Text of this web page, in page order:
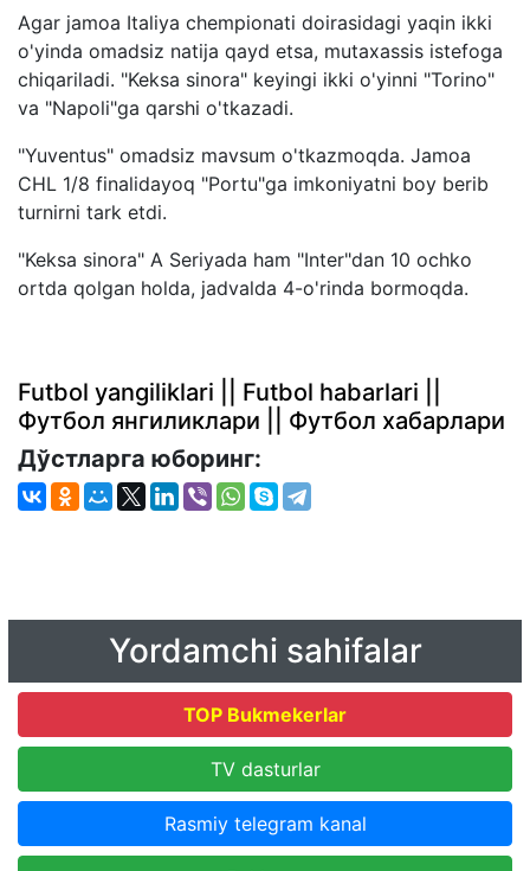
Agar jamoa Italiya chempionati doirasidagi yaqin ikki
o'yinda omadsiz natija qayd etsa, mutaxassis istefoga
chiqariladi. "Keksa sinora" keyingi ikki o'yinni "Torino"
va "Napoli"ga qarshi o'tkazadi.
"Yuventus" omadsiz mavsum o'tkazmoqda. Jamoa
CHL 1/8 finalidayoq "Portu"ga imkoniyatni boy berib
turnirni tark etdi.
"Keksa sinora" A Seriyada ham "Inter"dan 10 ochko
ortda qolgan holda, jadvalda 4-o'rinda bormoqda.
Futbol yangiliklari || Futbol habarlari ||
Футбол янгиликлари || Футбол хабарлари
Дўстларга юборинг:
Yordamchi sahifalar
TOP Bukmekerlar
TV dasturlar
Rasmiy telegram kanal